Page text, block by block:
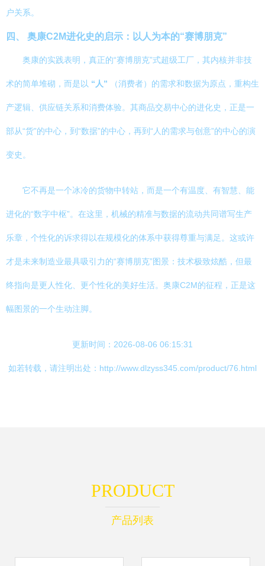
户关系。
四、 奥康C2M进化史的启示：以人为本的“赛博朋克”
奥康的实践表明，真正的“赛博朋克”式超级工厂，其内核并非技
术的简单堆砌，而是以 “人” （消费者）的需求和数据为原点，重构生
产逻辑、供应链关系和消费体验。其商品交易中心的进化史，正是一
部从“货”的中心，到“数据”的中心，再到“人的需求与创意”的中心的演
变史。
它不再是一个冰冷的货物中转站，而是一个有温度、有智慧、能
进化的“数字中枢”。在这里，机械的精准与数据的流动共同谱写生产
乐章，个性化的诉求得以在规模化的体系中获得尊重与满足。这或许
才是未来制造业最具吸引力的“赛博朋克”图景：技术极致炫酷，但最
终指向是更人性化、更个性化的美好生活。奥康C2M的征程，正是这
幅图景的一个生动注脚。
更新时间：2026-08-06 06:15:31
如若转载，请注明出处：http://www.dlzyss345.com/product/76.html
PRODUCT
产品列表